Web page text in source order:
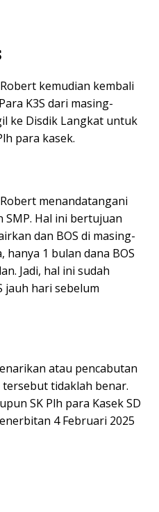
kemudian kembali
K3S dari masing-
ke Disdik Langkat untuk
para kasek.
menandatangani
SMP. Hal ini bertujuan
dan BOS di masing-
hanya 1 bulan dana BOS
Jadi, hal ini sudah
jauh hari sebelum
atau pencabutan
tidaklah benar.
SK Plh para Kasek SD
4 Februari 2025